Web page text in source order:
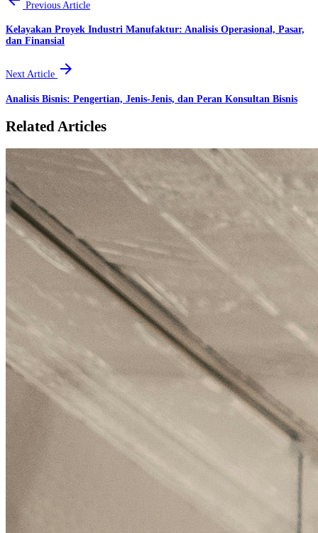
Previous Article
Kelayakan Proyek Industri Manufaktur: Analisis Operasional, Pasar,
dan Finansial
Next Article arrow_forward
Analisis Bisnis: Pengertian, Jenis-Jenis, dan Peran Konsultan Bisnis
Related Articles